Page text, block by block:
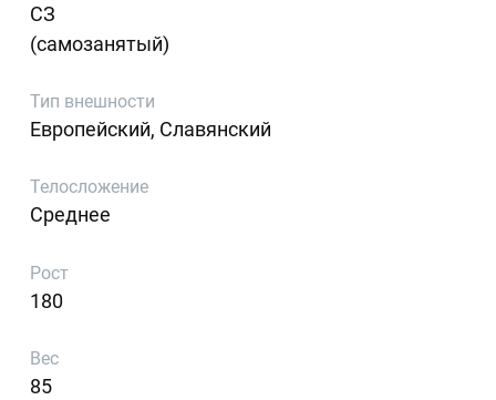
СЗ
(самозанятый)
Тип внешности
Европейский, Славянский
Телосложение
Среднее
Рост
180
Вес
85